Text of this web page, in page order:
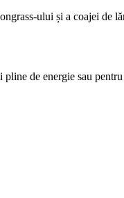
ului și a coajei de
de energie sau